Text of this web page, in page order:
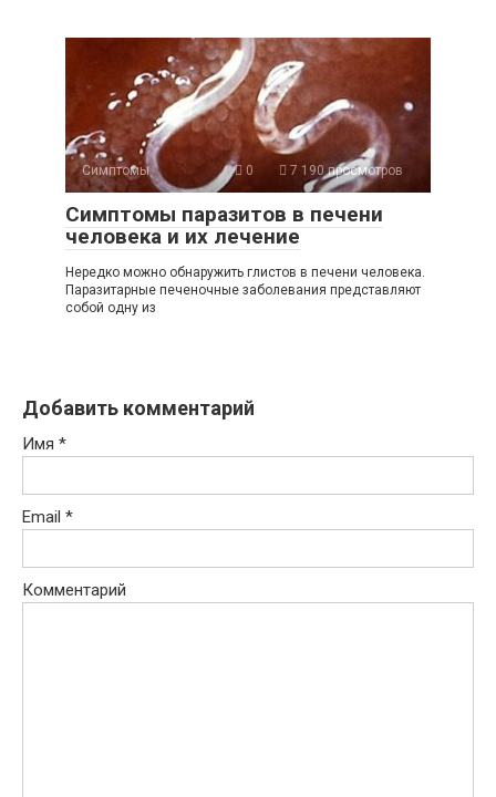
Симптомы 0 7 190 просмотров
Симптомы паразитов в печени
человека и их лечение
Нередко можно обнаружить глистов в печени человека.
Паразитарные печеночные заболевания представляют
собой одну из
Добавить комментарий
Имя *
Email *
Комментарий